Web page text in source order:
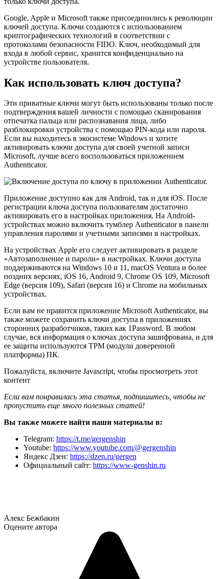
Google, Apple и Microsoft также присоединились к революции
ключей доступа. Ключи создаются с использованием
криптографических технологий в соответствии с
протоколами безопасности FIDO. Ключ, необходимый для
входа в любой сервис, хранится конфиденциально на
устройстве пользователя.
Как использовать ключ доступа?
Эти приватные ключи могут быть использованы только после
подтверждения вашей личности с помощью сканирования
отпечатка пальца или распознавания лица, либо
разблокировки устройства с помощью PIN-кода или пароля.
Если вы находитесь в экосистеме Windows и хотите
активировать ключи доступа для своей учетной записи
Microsoft, лучше всего воспользоваться приложением
Authenticator.
Приложение доступно как для Android, так и для iOS. После
регистрации ключа доступа пользователям достаточно
активировать его в настройках приложения. На Android-
устройствах можно включить тумблер Authenticator в панели
управления паролями и учетными записями в настройках.
На устройствах Apple его следует активировать в разделе
«Автозаполнение и пароли» в настройках. Ключи доступа
поддерживаются на Windows 10 и 11, macOS Ventura и более
поздних версиях, iOS 16, Android 9, Chrome OS 109, Microsoft
Edge (версия 109), Safari (версия 16) и Chrome на мобильных
устройствах.
Если вам не нравится приложение Microsoft Authenticator, вы
также можете сохранить ключи доступа в приложениях
сторонних разработчиков, таких как 1Password. В любом
случае, вся информация о ключах доступа зашифрована, и для
ее защиты используются TPM (модули доверенной
платформы) ПК.
Пожалуйста, включите Javascript, чтобы просмотреть этот
контент
Если вам понравилась эта статья, подпишитесь, чтобы не
пропустить еще много полезных статей!
Вы также можете найти наши материалы в:
Telegram: https://t.me/gergenshin
Youtube: https://www.youtube.com/@gergenshin
Яндекс Дзен: https://dzen.ru/gergen
Официальный сайт: https://www-genshin.ru
Алекс Бежбакин
Оцените автора